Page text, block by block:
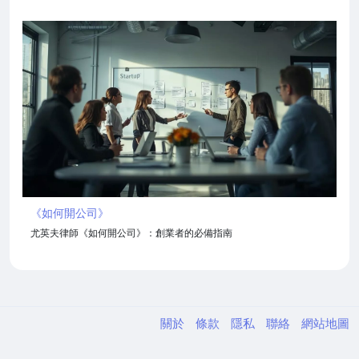
《如何開公司》
尤英夫律師《如何開公司》：創業者的必備指南
關於 條款 隱私 聯絡 網站地圖